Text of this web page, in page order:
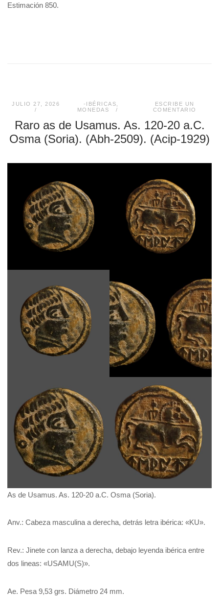
Estimación 850.
JULIO 27, 2026 -IBÉRICAS
MONEDAS
ESCRIBE UN
COMENTARIO
Raro as de Usamus. As. 120-20 a.C.
Osma (Soria). (Abh-2509). (Acip-1929)
As de Usamus. As. 120-20 a.C. Osma (Soria).
Anv.: Cabeza masculina a derecha, detrás letra ibérica: «KU».
Rev.: Jinete con lanza a derecha, debajo leyenda ibérica entre
dos lineas: «USAMU(S)».
Ae. Pesa 9,53 grs. Diámetro 24 mm.